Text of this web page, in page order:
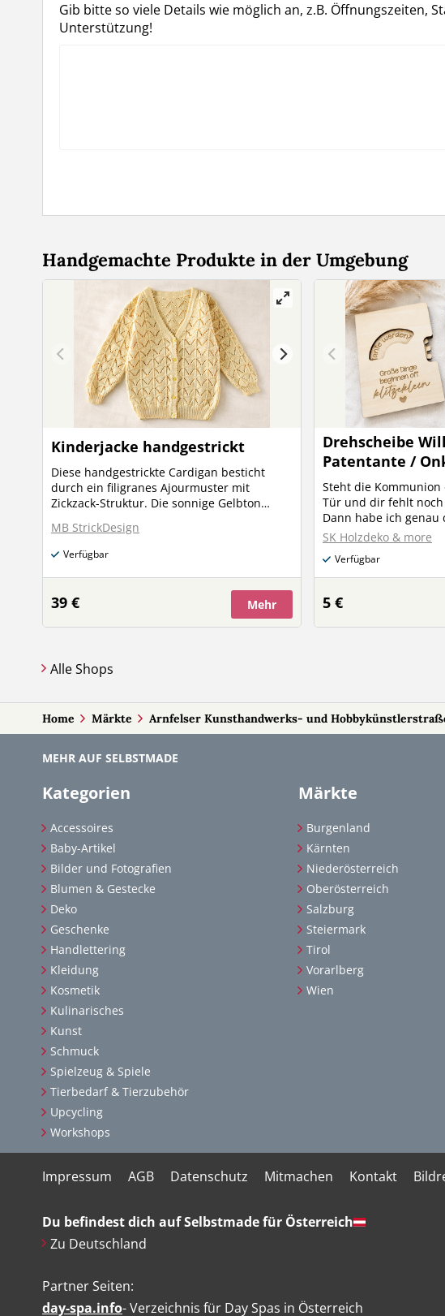
Gib bitte so viele Details wie möglich an, z.B.
Unterstützung!
Handgemachte Produkte in der Umgebung
Kinderjacke handgestrickt
Diese handgestrickte Cardigan besticht
durch ein filigranes Ajourmuster mit
Zickzack-Struktur. Die sonnige Gelbton
perfekt für kühlere Abende oder als
Übergangsjacke. Material: 100% Baumwolle
Größe: 110–116 Waschbar bei 40°C
(Maschinenwäsche) Ein zeitloses
Kleidungsstück, das nicht nur wärmt,
sondern auch mit seinem aufwendigen
Muster begeistert. Ideal für besondere
MB StrickDesign
Verfügbar
39 € Mehr
Drehscheibe
Patentante /
Steht die
Tür und dir fehlt noch
Dann habe ich
Unsere liebevoll
handlichen Format
süße und spielerische
ganz besonders zu fragen:
meine Patentante
werden? Mal etwas
charmant und von
SK Holzdeko & more
Verfügbar
5 €
Alle Shops
Home Märkte Arnfelser Kunsthandwerks- und
MEHR AUF SELBSTMADE
Kategorien
Accessoires
Baby-Artikel
Bilder und Fotografien
Blumen & Gestecke
Deko
Geschenke
Handlettering
Kleidung
Kosmetik
Kulinarisches
Kunst
Schmuck
Spielzeug & Spiele
Tierbedarf & Tierzubehör
Upcycling
Workshops
Märkte
Burgenland
Kärnten
Niederösterreich
Oberösterreich
Salzburg
Steiermark
Tirol
Vorarlberg
Wien
Impressum AGB Datenschutz Mitmachen Kontakt
Du befindest dich auf Selbstmade für Österreich
Zu Deutschland
Partner Seiten:
day-spa.info- Verzeichnis für Day Spas in Österreich